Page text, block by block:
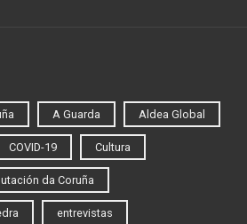
A Guarda Aldea Global
COVID-19 Cultura
da Coruña
entrevistas